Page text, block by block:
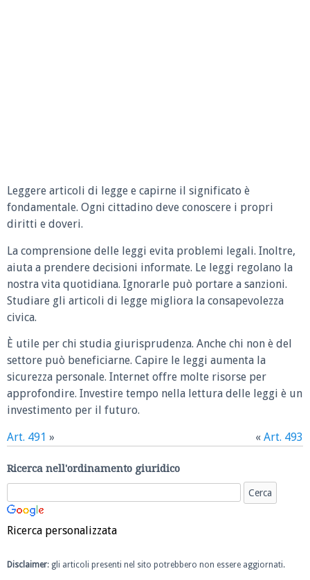
Leggere articoli di legge e capirne il significato è
fondamentale. Ogni cittadino deve conoscere i propri
diritti e doveri.
La comprensione delle leggi evita problemi legali. Inoltre,
aiuta a prendere decisioni informate. Le leggi regolano la
nostra vita quotidiana. Ignorarle può portare a sanzioni.
Studiare gli articoli di legge migliora la consapevolezza
civica.
È utile per chi studia giurisprudenza. Anche chi non è del
settore può beneficiarne. Capire le leggi aumenta la
sicurezza personale. Internet offre molte risorse per
approfondire. Investire tempo nella lettura delle leggi è un
investimento per il futuro.
Art. 491 » « Art. 493
Ricerca nell'ordinamento giuridico
Ricerca personalizzata
Disclaimer: gli articoli presenti nel sito potrebbero non essere aggiornati.